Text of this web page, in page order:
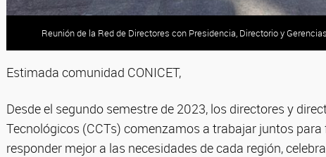
Reunión de la Red de Directores con Presidencia, Directorio y
Estimada comunidad CONICET,
Desde el segundo semestre de 2023, los directores y
Tecnológicos (CCTs) comenzamos a trabajar juntos
responder mejor a las necesidades de cada región,